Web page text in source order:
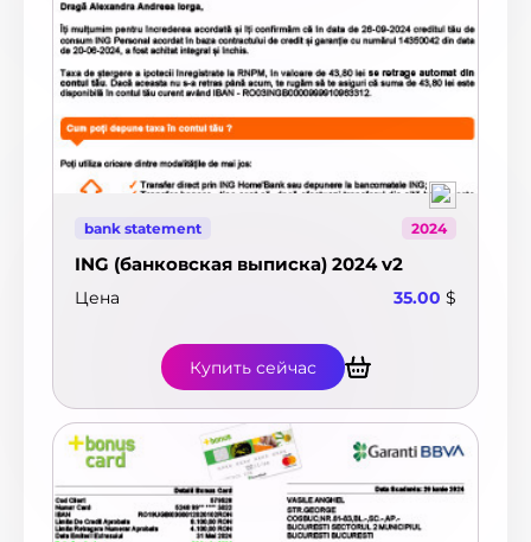
bank statement 2024
ING (банковская выписка) 2024 v2
Цена 35.00 $
Купить сейчас